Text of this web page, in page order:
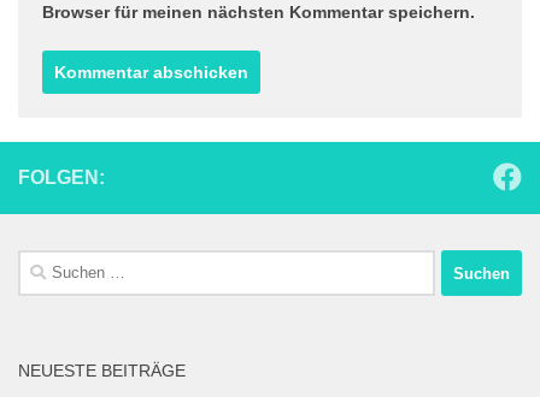
Browser für meinen nächsten Kommentar speichern.
FOLGEN:
Suchen
nach:
NEUESTE BEITRÄGE